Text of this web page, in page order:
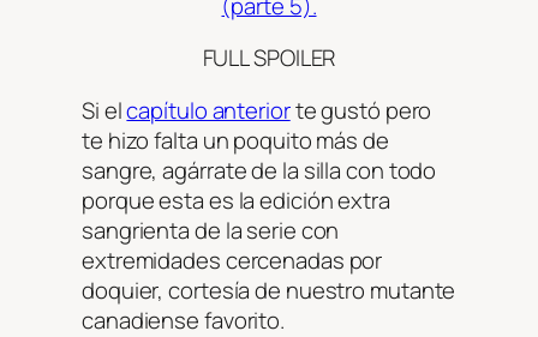
FULL SPOILER
Si elcapítulo anteriorte gustó pero
te hizo falta un poquito más de
sangre, agárrate de la silla con todo
porque esta es la edición extra
sangrienta de la serie con
extremidades cercenadas por
doquier, cortesía de nuestro mutante
canadiense favorito.